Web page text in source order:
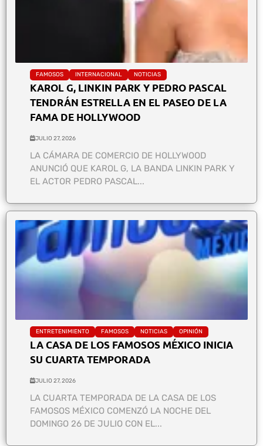
FAMOSOS INTERNACIONAL NOTICIAS
KAROL G, LINKIN PARK Y PEDRO PASCAL
TENDRÁN ESTRELLA EN EL PASEO DE LA
FAMA DE HOLLYWOOD
JULIO 27, 2026
LA CÁMARA DE COMERCIO DE HOLLYWOOD
ANUNCIÓ QUE KAROL G, LA BANDA LINKIN PARK Y
EL ACTOR PEDRO PASCAL...
ENTRETENIMIENTO FAMOSOS NOTICIAS OPINIÓN
LA CASA DE LOS FAMOSOS MÉXICO INICIA
SU CUARTA TEMPORADA
JULIO 27, 2026
LA CUARTA TEMPORADA DE LA CASA DE LOS
FAMOSOS MÉXICO COMENZÓ LA NOCHE DEL
DOMINGO 26 DE JULIO CON EL...